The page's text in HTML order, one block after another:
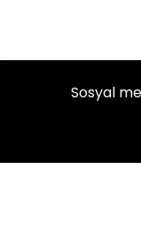
Sosyal